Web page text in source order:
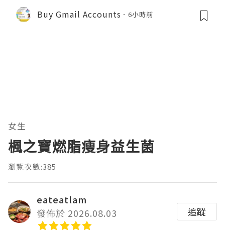
Buy Gmail Accounts 6小時前
女生
楓之寶燃脂瘦身益生菌
瀏覽次數:385
eateatlam
發佈於 2026.08.03
追蹤